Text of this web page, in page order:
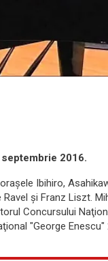
2016.
Ibihiro,
şi Franz Liszt.
Concursului
"George Enescu"